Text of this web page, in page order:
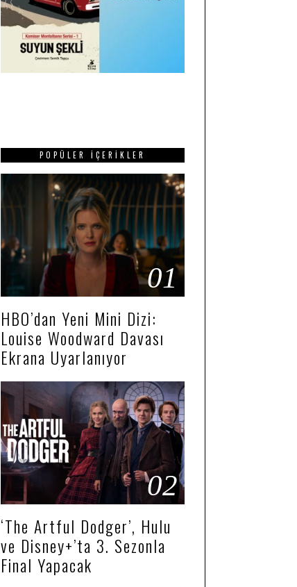
POPÜLER İÇERIKLER
01
HBO’dan Yeni Mini Dizi:
Louise Woodward Davası
Ekrana Uyarlanıyor
02
‘The Artful Dodger’, Hulu
ve Disney+’ta 3. Sezonla
Final Yapacak